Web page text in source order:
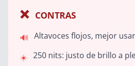
❌ CONTRAS
🔊 Altavoces flojos, mejor
☀️ 250 nits: justo de brillo a